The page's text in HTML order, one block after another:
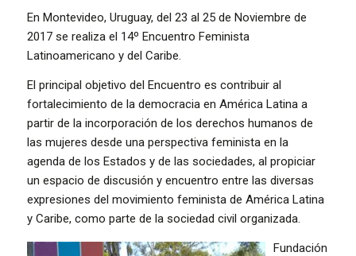
En Montevideo, Uruguay, del 23 al 25 de Noviembre de
2017 se realiza el 14º Encuentro Feminista
Latinoamericano y del Caribe.
El principal objetivo del Encuentro es contribuir al
fortalecimiento de la democracia en América Latina a
partir de la incorporación de los derechos humanos de
las mujeres desde una perspectiva feminista en la
agenda de los Estados y de las sociedades, al propiciar
un espacio de discusión y encuentro entre las diversas
expresiones del movimiento feminista de América Latina
y Caribe, como parte de la sociedad civil organizada.
Fundación